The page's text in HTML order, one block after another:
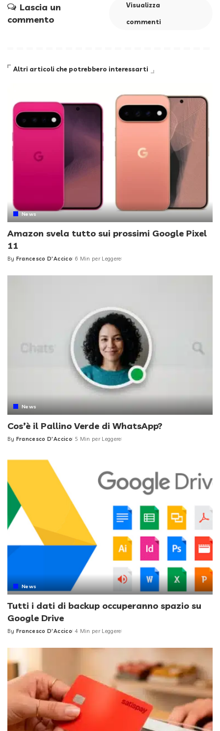
Lascia un
commento
Visualizza
commenti
Altri articoli che potrebbero interessarti
News
Amazon svela tutto sui prossimi Google Pixel
11
Posted
By Francesco D'Accico 6 Min per Leggere
News
Cos’è il Pallino Verde di WhatsApp?
Posted
By Francesco D'Accico 5 Min per Leggere
News
Tutti i dati di backup occuperanno spazio su
Google Drive
Posted
By Francesco D'Accico 4 Min per Leggere